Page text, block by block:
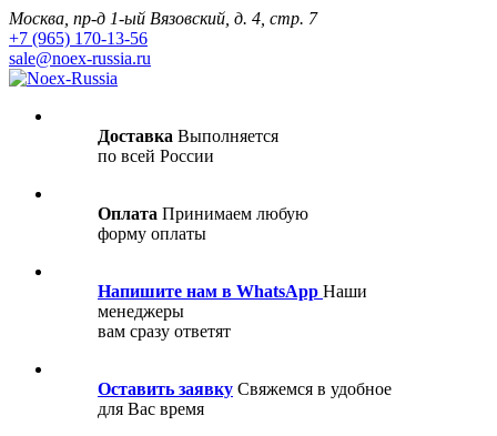
Москва, пр-д 1-ый Вязовский, д. 4, стр. 7
+7 (965) 170-13-56
sale@noex-russia.ru
Доставка Выполняется
по всей России
Оплата Принимаем любую
форму оплаты
Напишите нам в WhatsApp Наши
менеджеры
вам сразу ответят
Оставить заявку Свяжемся в удобное
для Вас время